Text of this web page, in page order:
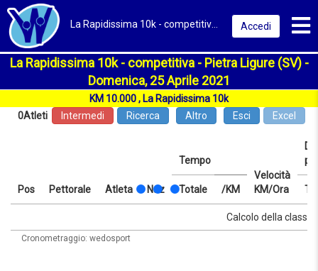
Accedi
La Rapidissima 10k - competitiva - Pietra Ligure (SV) -
Domenica, 25 Aprile 2021
KM 10.000 , La Rapidissima 10k
0Atleti Intermedi Ricerca Altro Esci Excel
Pos Pettorale Atleta Naz
Tempo
Velocità
KM/Ora
Totale /KM
Velocità
/KM
Calcolo della
Cronometraggio: wedosport